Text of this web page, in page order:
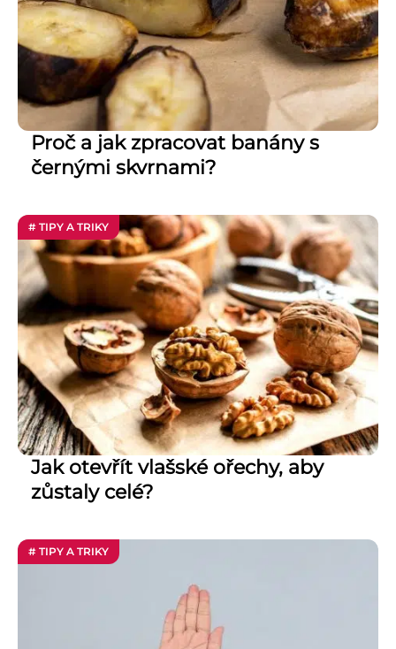
Proč a jak zpracovat banány s
černými skvrnami?
# TIPY A TRIKY
Jak otevřít vlašské ořechy, aby
zůstaly celé?
# TIPY A TRIKY